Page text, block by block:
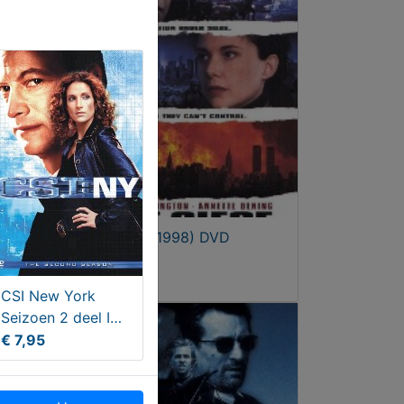
The Siege (1998) DVD
€ 6,95
CSI New York
Seizoen 2 deel I
van 2
€ 7,95